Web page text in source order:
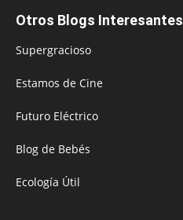
Otros Blogs Interesantes
Supergracioso
Estamos de Cine
Futuro Eléctrico
Blog de Bebés
Ecología Útil